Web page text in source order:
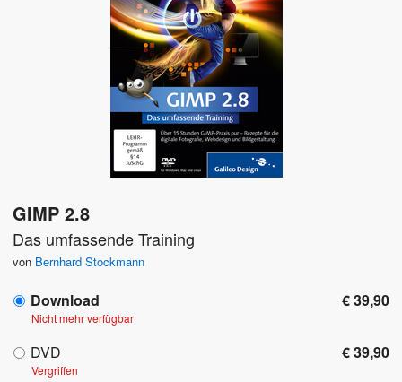
GIMP 2.8
Das umfassende Training
von Bernhard Stockmann
Download € 39,90
Nicht mehr verfügbar
DVD € 39,90
Vergriffen